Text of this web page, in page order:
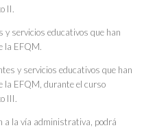
II.
y servicios educativos que han
la EFQM.
y servicios educativos que han
la EFQM, durante el curso
III.
a la vía administrativa, podrá